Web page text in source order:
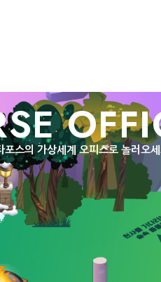
포스의 가상세계 오피스로 놀러오